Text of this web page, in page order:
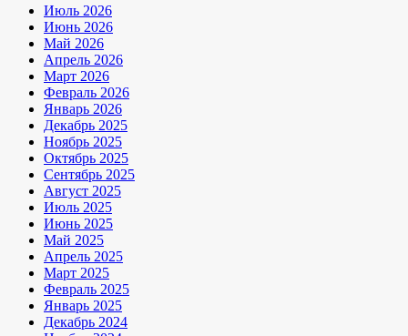
Июль 2026
Июнь 2026
Май 2026
Апрель 2026
Март 2026
Февраль 2026
Январь 2026
Декабрь 2025
Ноябрь 2025
Октябрь 2025
Сентябрь 2025
Август 2025
Июль 2025
Июнь 2025
Май 2025
Апрель 2025
Март 2025
Февраль 2025
Январь 2025
Декабрь 2024